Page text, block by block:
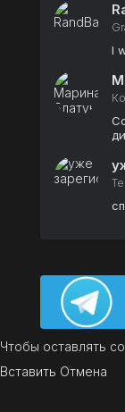
I
Чтобы оставлять
Вставить Отмена